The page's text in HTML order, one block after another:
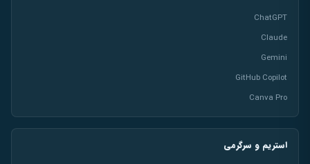
ChatGPT
Claude
Gemini
GitHub Copilot
Canva Pro
استریم و سرگرمی